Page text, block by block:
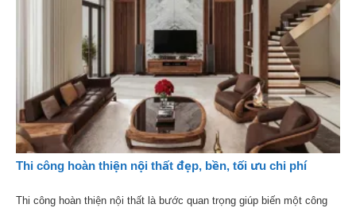
Thi công hoàn thiện nội thất đẹp, bền, tối ưu chi phí
Thi công hoàn thiện nội thất là bước quan trọng giúp biến một công